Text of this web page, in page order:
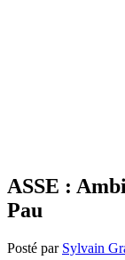
ASSE :
Pau
Posté par Sylvain